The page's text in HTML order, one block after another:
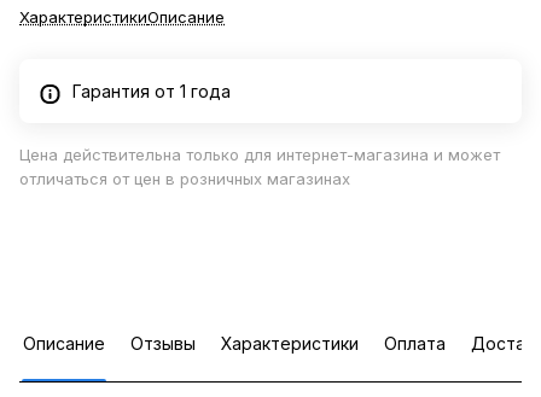
ХарактеристикиОписание
Гарантия от 1 года
Цена действительна только для интернет-магазина и может
отличаться от цен в розничных магазинах
Описание Отзывы Характеристики Оплата